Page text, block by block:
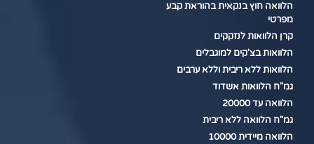
הלוואה חוץ בנקאית בהוראת קבע
מפרטי
קרן הלוואות לנזקקים
הלוואות בצ'קים למוגבלים
הלוואות ללא ריבית וללא ערבים
גמ"ח הלוואות אשדוד
הלוואה עד 20000
גמ"ח הלוואה ללא ריבית
הלוואה מיידית 10000